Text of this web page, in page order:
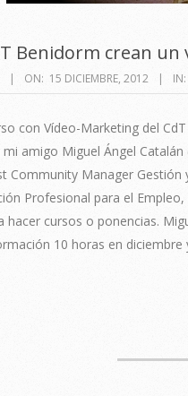
Benidorm crean un
ON: 15 DICIEMBRE, 2012 IN:
con Vídeo-Marketing del
amigo Miguel Ángel
Community Manager
Profesional para el
cursos o ponencias.
10 horas en diciembre